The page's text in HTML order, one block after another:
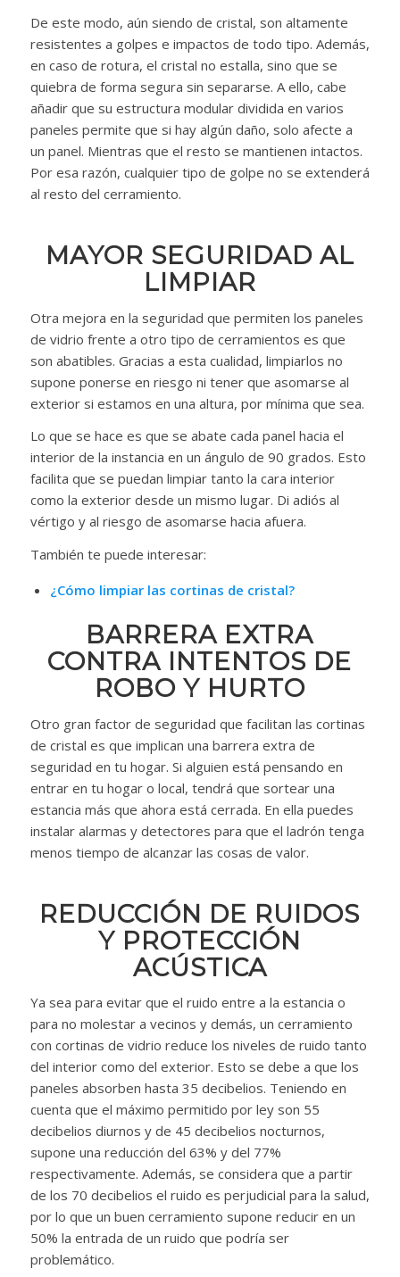
De este modo, aún siendo de cristal, son altamente
resistentes a golpes e impactos de todo tipo. Además,
en caso de rotura, el cristal no estalla, sino que se
quiebra de forma segura sin separarse. A ello, cabe
añadir que su estructura modular dividida en varios
paneles permite que si hay algún daño, solo afecte a
un panel. Mientras que el resto se mantienen intactos.
Por esa razón, cualquier tipo de golpe no se extenderá
al resto del cerramiento.
MAYOR SEGURIDAD AL
LIMPIAR
Otra mejora en la seguridad que permiten los paneles
de vidrio frente a otro tipo de cerramientos es que
son abatibles. Gracias a esta cualidad, limpiarlos no
supone ponerse en riesgo ni tener que asomarse al
exterior si estamos en una altura, por mínima que sea.
Lo que se hace es que se abate cada panel hacia el
interior de la instancia en un ángulo de 90 grados. Esto
facilita que se puedan limpiar tanto la cara interior
como la exterior desde un mismo lugar. Di adiós al
vértigo y al riesgo de asomarse hacia afuera.
También te puede interesar:
¿Cómo limpiar las cortinas de cristal?
BARRERA EXTRA
CONTRA INTENTOS DE
ROBO Y HURTO
Otro gran factor de seguridad que facilitan las cortinas
de cristal es que implican una barrera extra de
seguridad en tu hogar. Si alguien está pensando en
entrar en tu hogar o local, tendrá que sortear una
estancia más que ahora está cerrada. En ella puedes
instalar alarmas y detectores para que el ladrón tenga
menos tiempo de alcanzar las cosas de valor.
REDUCCIÓN DE RUIDOS
Y PROTECCIÓN
ACÚSTICA
Ya sea para evitar que el ruido entre a la estancia o
para no molestar a vecinos y demás, un cerramiento
con cortinas de vidrio reduce los niveles de ruido tanto
del interior como del exterior. Esto se debe a que los
paneles absorben hasta 35 decibelios. Teniendo en
cuenta que el máximo permitido por ley son 55
decibelios diurnos y de 45 decibelios nocturnos,
supone una reducción del 63% y del 77%
respectivamente. Además, se considera que a partir
de los 70 decibelios el ruido es perjudicial para la salud,
por lo que un buen cerramiento supone reducir en un
50% la entrada de un ruido que podría ser
problemático.